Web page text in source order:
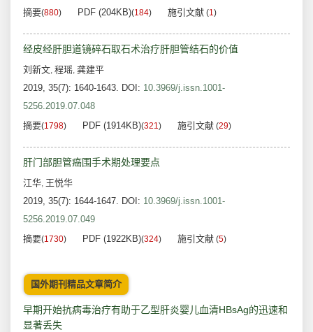
摘要(880) PDF (204KB)(184) 施引文献 (1)
经皮经肝胆道镜碎石取石术治疗肝胆管结石的价值
刘新文, 程瑶, 龚建平
2019, 35(7): 1640-1643. DOI: 10.3969/j.issn.1001-
5256.2019.07.048
摘要(1798) PDF (1914KB)(321) 施引文献 (29)
肝门部胆管癌围手术期处理要点
江华, 王悦华
2019, 35(7): 1644-1647. DOI: 10.3969/j.issn.1001-
5256.2019.07.049
摘要(1730) PDF (1922KB)(324) 施引文献 (5)
国外期刊精品文章简介
早期开始抗病毒治疗有助于乙型肝炎婴儿血清HBsAg的迅速和
显著丢失